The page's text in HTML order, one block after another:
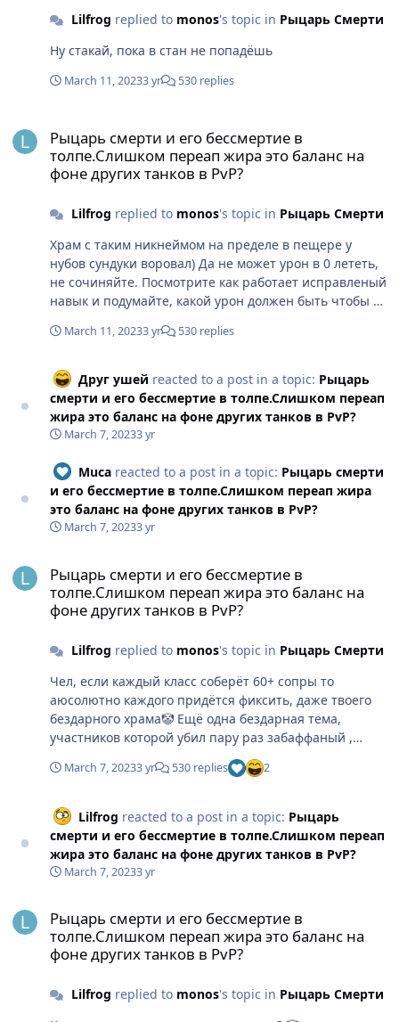
Lilfrog replied to monos's topic in Рыцарь Смерти
Ну стакай, пока в стан не попадëшь
March 11, 20233 yr 530 replies
Рыцарь смерти и его бессмертие в
толпе.Слишком переап жира это баланс на
фоне других танков в PvP?
Lilfrog replied to monos's topic in Рыцарь Смерти
Храм с таким никнеймом на пределе в пещере у
нубов сундуки воровал) Да не может урон в 0 лететь,
не сочиняйте. Посмотрите как работает исправленый
навык и подумайте, какой урон должен быть чтобы по
дк под свитком сопры 16к физ дф +/-
March 11, 20233 yr 530 replies
Друг ушей reacted to a post in a topic: Рыцарь
смерти и его бессмертие в толпе.Слишком переап
жира это баланс на фоне других танков в PvP?
March 7, 20233 yr
Muca reacted to a post in a topic: Рыцарь смерти
и его бессмертие в толпе.Слишком переап жира
это баланс на фоне других танков в PvP?
March 7, 20233 yr
Рыцарь смерти и его бессмертие в
толпе.Слишком переап жира это баланс на
фоне других танков в PvP?
Lilfrog replied to monos's topic in Рыцарь Смерти
Чел, если каждый класс соберëт 60+ сопры то
аюсолютно каждого придëтся фиксить, даже твоего
бездарного храма🤡 Ещë одна бездарная тема,
участников которой убил пару раз забаффаный ,
March 7, 20233 yr 530 replies 2
Lilfrog reacted to a post in a topic: Рыцарь
смерти и его бессмертие в толпе.Слишком переап
жира это баланс на фоне других танков в PvP?
March 7, 20233 yr
Рыцарь смерти и его бессмертие в
толпе.Слишком переап жира это баланс на
фоне других танков в PvP?
Lilfrog replied to monos's topic in Рыцарь Смерти